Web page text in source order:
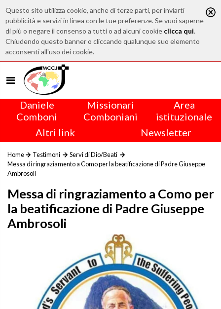
Questo sito utilizza cookie, anche di terze parti, per inviarti
pubblicità e servizi in linea con le tue preferenze. Se vuoi saperne
di più o negare il consenso a tutti o ad alcuni cookie clicca qui.
Chiudendo questo banner o cliccando qualunque suo elemento
acconsenti all'uso dei cookie.
Daniele
Comboni
Missionari
Comboniani
Area
istituzionale
Altri link
Newsletter
Home Testimoni
Servi di Dio/Beati
Messa di ringraziamento a Como per la beatificazione di Padre Giuseppe
Ambrosoli
Messa di ringraziamento a Como per
la beatificazione di Padre Giuseppe
Ambrosoli